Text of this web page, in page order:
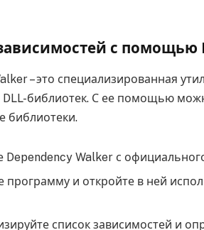
с помощью
– это специализированная
DLL-библиотек. С ее помощью
библиотеки.
Dependency Walker с
программу и откройте в ней
список зависимостей и